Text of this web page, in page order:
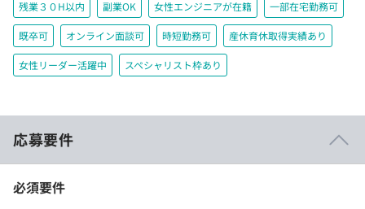
残業３０H以内 副業OK 女性エンジニアが在籍 一部在宅勤務可
既卒可 オンライン面談可 時短勤務可 産休育休取得実績あり
女性リーダー活躍中 スペシャリスト枠あり
応募要件
必須要件